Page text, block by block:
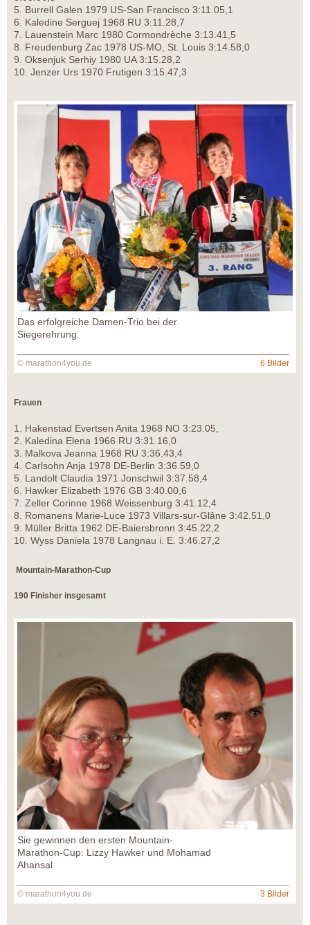
5. Burrell Galen 1979 US-San Francisco 3:11.05,1
6. Kaledine Serguej 1968 RU 3:11.28,7
7. Lauenstein Marc 1980 Cormondrèche 3:13.41,5
8. Freudenburg Zac 1978 US-MO, St. Louis 3:14.58,0
9. Oksenjuk Serhiy 1980 UA 3:15.28,2
10. Jenzer Urs 1970 Frutigen 3:15.47,3
Das erfolgreiche Damen-Trio bei der
Siegerehrung
© marathon4you.de 6 Bilder
Frauen
1. Hakenstad Evertsen Anita 1968 NO 3:23.05,
2. Kaledina Elena 1966 RU 3:31.16,0
3. Malkova Jeanna 1968 RU 3:36.43,4
4. Carlsohn Anja 1978 DE-Berlin 3:36.59,0
5. Landolt Claudia 1971 Jonschwil 3:37.58,4
6. Hawker Elizabeth 1976 GB 3:40.00,6
7. Zeller Corinne 1968 Weissenburg 3:41.12,4
8. Romanens Marie-Luce 1973 Villars-sur-Glâne 3:42.51,0
9. Müller Britta 1962 DE-Baiersbronn 3:45.22,2
10. Wyss Daniela 1978 Langnau i. E. 3:46.27,2
Mountain-Marathon-Cup
190 Finisher insgesamt
Sie gewinnen den ersten Mountain-
Marathon-Cup: Lizzy Hawker und Mohamad
Ahansal
© marathon4you.de 3 Bilder